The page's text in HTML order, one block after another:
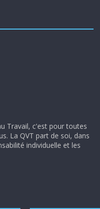
Travail, c'est pour toutes
La QVT part de soi, dans
individuelle et les